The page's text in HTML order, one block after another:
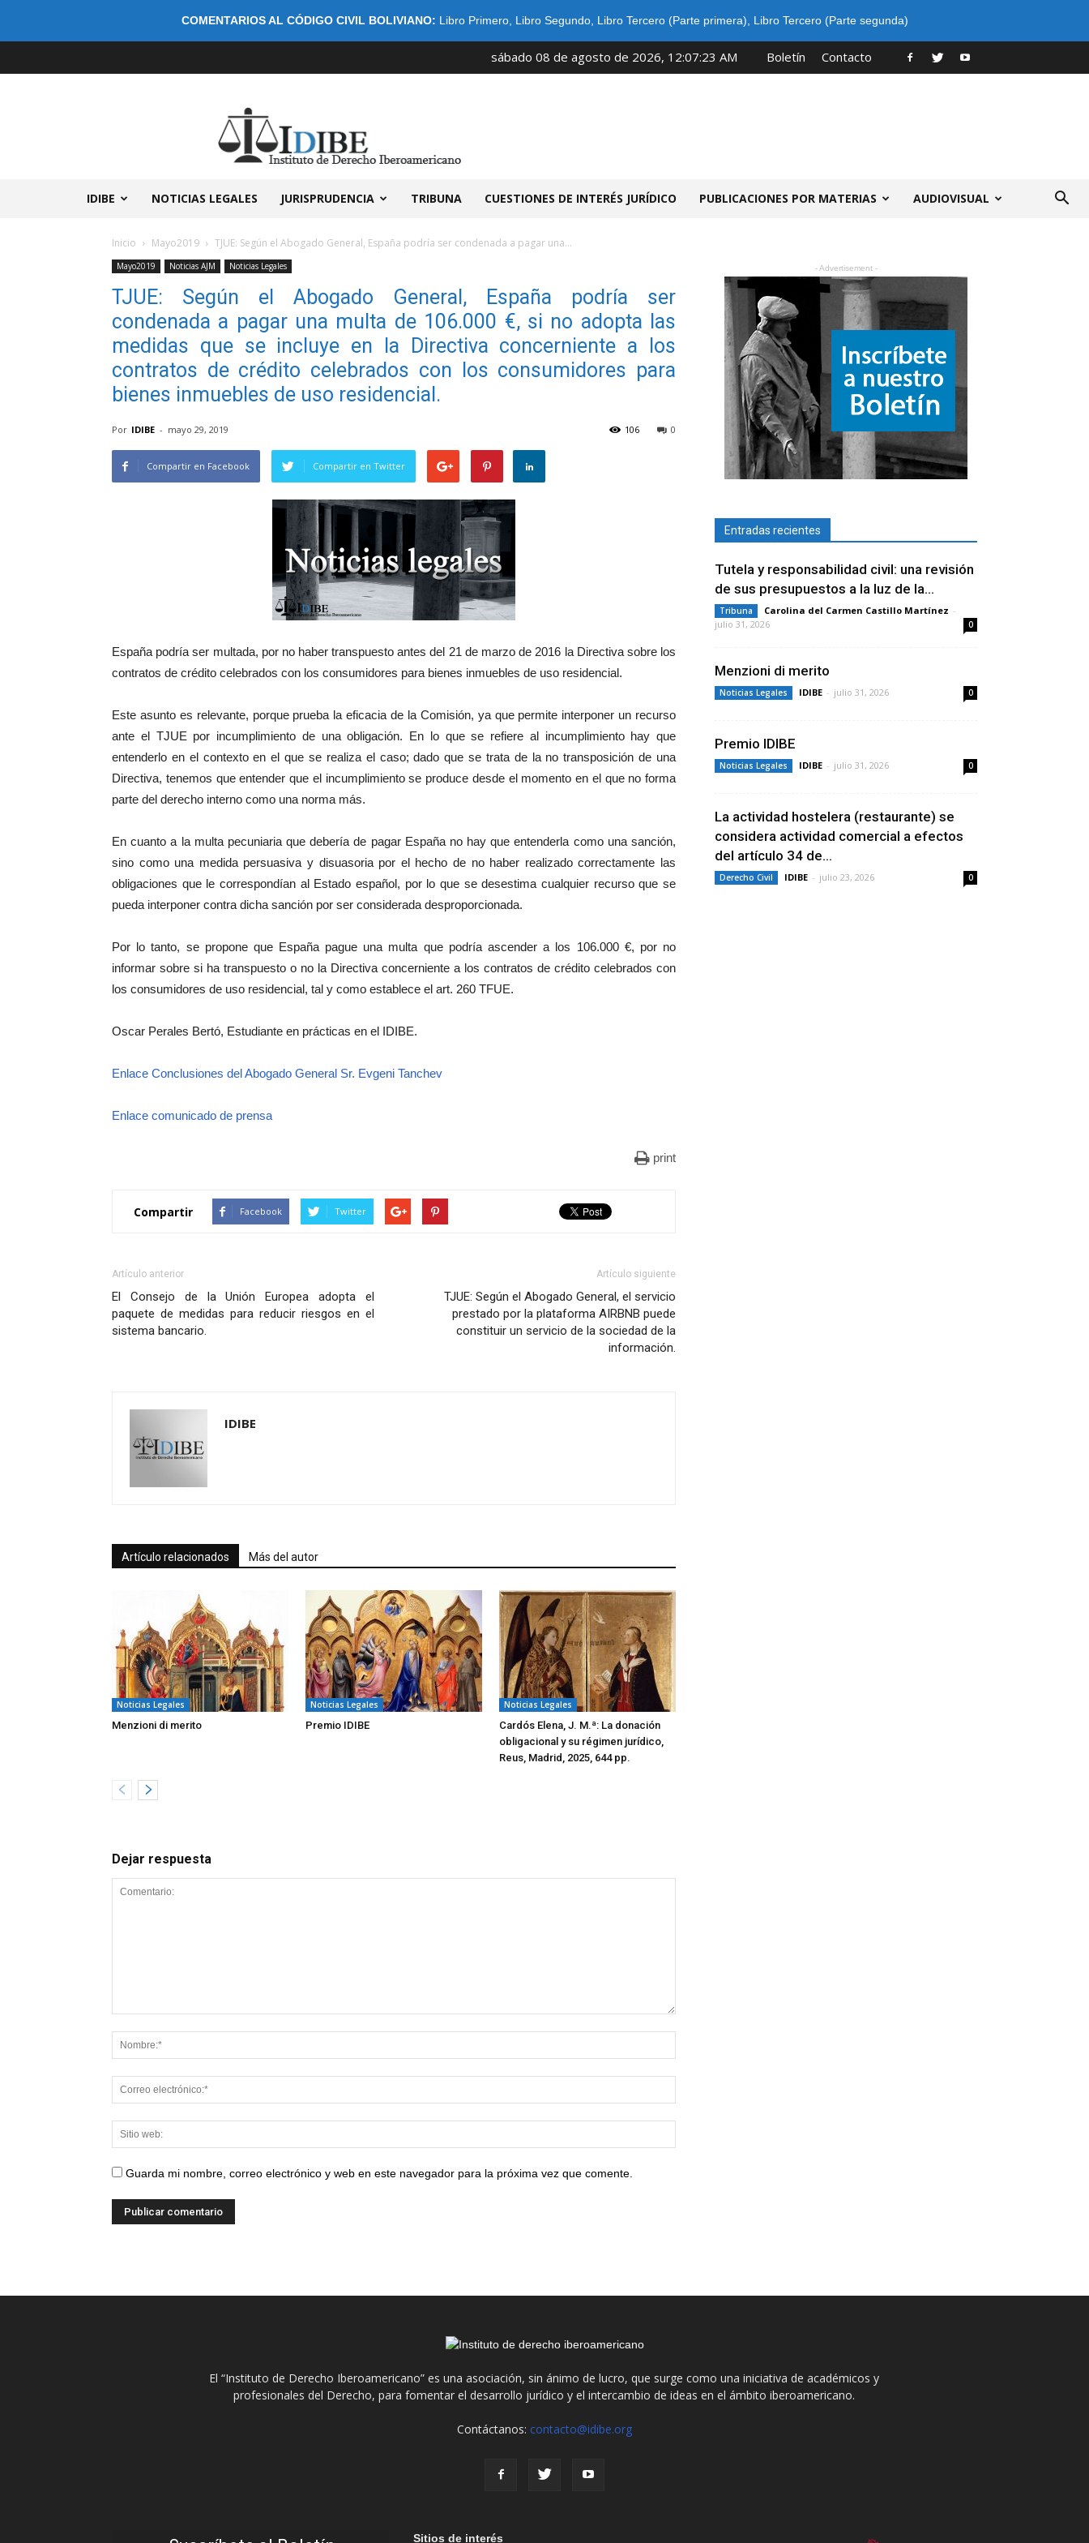
COMENTARIOS AL CÓDIGO CIVIL BOLIVIANO: Libro Primero, Libro Segundo, Libro Tercero (Parte primera) Libro Tercero (Parte segunda)
sábado 08 de agosto de 2026, 12:07:23 AM Boletín Contacto
IDIBE NOTICIAS LEGALES JURISPRUDENCIA TRIBUNA CUESTIONES DE INTERÉS JURÍDICO PUBLICACIONES POR MATERIAS AUDIOVISUAL
Inicio Mayo2019 TJUE: Según el Abogado General, España podría ser condenada a pagar una...
Mayo2019 Noticias AJM Noticias Legales
TJUE: Según el Abogado General, España podría ser
condenada a pagar una multa de 106.000 €, si no adopta las
medidas que se incluye en la Directiva concerniente a los
contratos de crédito celebrados con los consumidores para
bienes inmuebles de uso residencial.
Por IDIBE - mayo 29, 2019 0
106
Compartir en Facebook Compartir en Twitter
España podría ser multada, por no haber transpuesto antes del 21 de marzo de 2016 la Directiva sobre los
contratos de crédito celebrados con los consumidores para bienes inmuebles de uso residencial.
Este asunto es relevante, porque prueba la eficacia de la Comisión, ya que permite interponer un recurso
ante el TJUE por incumplimiento de una obligación. En lo que se refiere al incumplimiento hay que
entenderlo en el contexto en el que se realiza el caso; dado que se trata de la no transposición de una
Directiva, tenemos que entender que el incumplimiento se produce desde el momento en el que no forma
parte del derecho interno como una norma más.
En cuanto a la multa pecuniaria que debería de pagar España no hay que entenderla como una sanción,
sino como una medida persuasiva y disuasoria por el hecho de no haber realizado correctamente las
obligaciones que le correspondían al Estado español, por lo que se desestima cualquier recurso que se
pueda interponer contra dicha sanción por ser considerada desproporcionada.
Por lo tanto, se propone que España pague una multa que podría ascender a los 106.000 €, por no
informar sobre si ha transpuesto o no la Directiva concerniente a los contratos de crédito celebrados con
los consumidores de uso residencial, tal y como establece el art. 260 TFUE.
Oscar Perales Bertó, Estudiante en prácticas en el IDIBE.
Enlace Conclusiones del Abogado General Sr. Evgeni Tanchev
Enlace comunicado de prensa
print
Compartir Facebook Twitter
Artículo anterior
El Consejo de la Unión Europea adopta el
paquete de medidas para reducir riesgos en el
sistema bancario.
Artículo siguiente
TJUE: Según el Abogado General, el servicio
prestado por la plataforma AIRBNB puede
constituir un servicio de la sociedad de la
información.
IDIBE
Artículo relacionados Más del autor
Noticias Legales
Menzioni di merito
Noticias Legales
Premio IDIBE
Noticias Legales
Cardós Elena, J. M.ª: La donación
obligacional y su régimen jurídico,
Reus, Madrid, 2025, 644 pp.
Dejar respuesta
Guarda mi nombre, correo electrónico y web en este navegador para la próxima vez que comente.
- Advertisement -
Entradas recientes
Tutela y responsabilidad civil: una revisión
de sus presupuestos a la luz de la...
Tribuna Carolina del Carmen Castillo Martínez -
julio 31, 2026
0
Menzioni di merito
Noticias Legales IDIBE - julio 31, 2026 0
Premio IDIBE
Noticias Legales IDIBE - julio 31, 2026 0
La actividad hostelera (restaurante) se
considera actividad comercial a efectos
del artículo 34 de...
Derecho Civil IDIBE - julio 23, 2026 0
El “Instituto de Derecho Iberoamericano” es una asociación, sin ánimo de lucro, que surge como una iniciativa de académicos y
profesionales del Derecho, para fomentar el desarrollo jurídico y el intercambio de ideas en el ámbito iberoamericano.
Contáctanos: contacto@idibe.org
Sitios de interés